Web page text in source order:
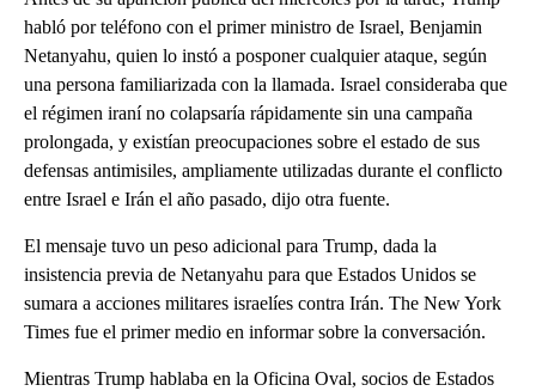
habló por teléfono con el primer ministro de Israel, Benjamin
Netanyahu, quien lo instó a posponer cualquier ataque, según
una persona familiarizada con la llamada. Israel consideraba que
el régimen iraní no colapsaría rápidamente sin una campaña
prolongada, y existían preocupaciones sobre el estado de sus
defensas antimisiles, ampliamente utilizadas durante el conflicto
entre Israel e Irán el año pasado, dijo otra fuente.
El mensaje tuvo un peso adicional para Trump, dada la
insistencia previa de Netanyahu para que Estados Unidos se
sumara a acciones militares israelíes contra Irán. The New York
Times fue el primer medio en informar sobre la conversación.
Mientras Trump hablaba en la Oficina Oval, socios de Estados